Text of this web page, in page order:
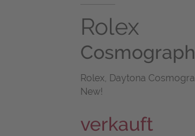
Rolex
Rolex, Daytona
New!
verkauft